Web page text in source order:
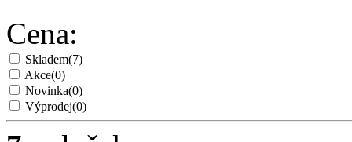
Cena:
Skladem(7)
Akce(0)
Novinka(0)
Výprodej(0)